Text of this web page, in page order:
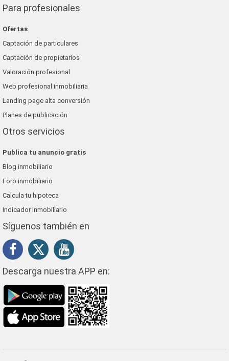
Para profesionales
Ofertas
Captación de particulares
Captación de propietarios
Valoración profesional
Web profesional inmobiliaria
Landing page alta conversión
Planes de publicación
Otros servicios
Publica tu anuncio gratis
Blog inmobiliario
Foro inmobiliario
Calcula tu hipoteca
Indicador Inmobiliario
Síguenos también en
Descarga nuestra APP en: